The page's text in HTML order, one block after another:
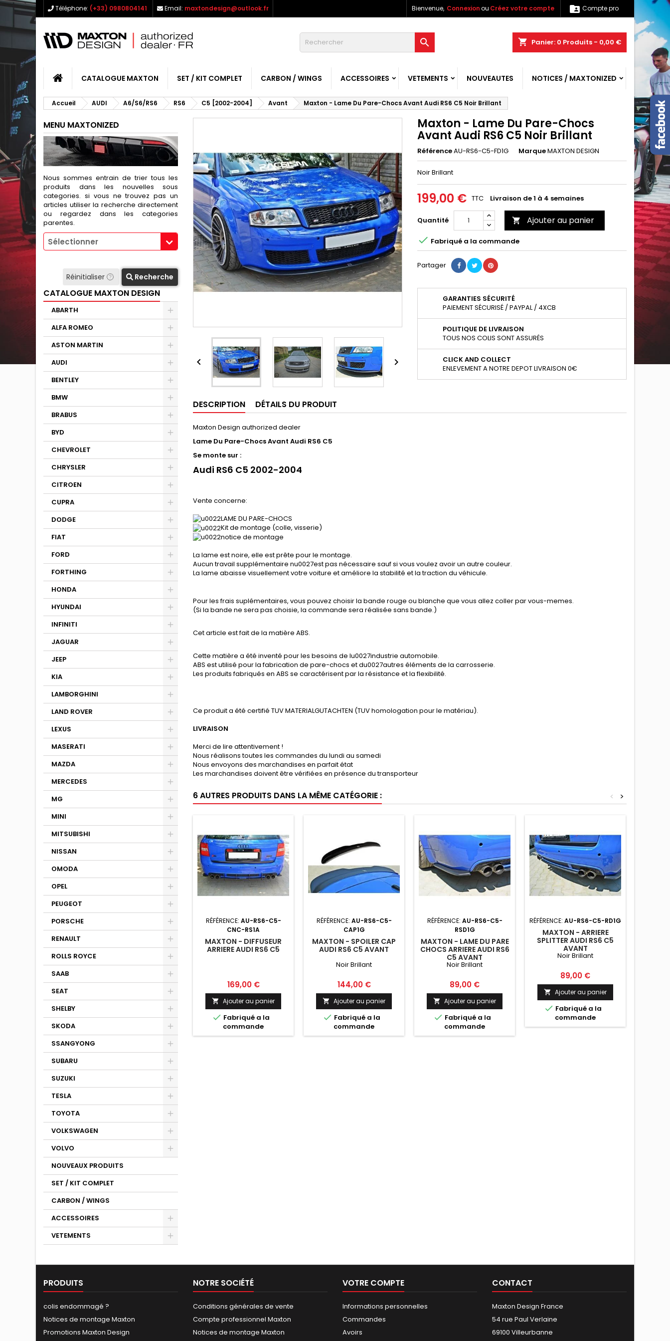
Téléphone: (+33) 0980804141 Email: maxtondesign@outlook.fr  Compte pro
Bienvenue, Connexionou Créez votre compte
shopping_cart Panier: 0 Produits - 0,00 €

CATALOGUE MAXTON SET / KIT COMPLET CARBON / WINGS ACCESSOIRES VETEMENTS NOUVEAUTES NOTICES / MAXTONIZED
Accueil AUDI A6/S6/RS6 RS6 C5 [2002-2004] Avant Maxton - Lame Du Pare-Chocs Avant Audi RS6 C5 Noir Brillant
MENU MAXTONIZED
Nous sommes entrain de trier tous les
produits dans les nouvelles sous
categories. si vous ne trouvez pas un
articles utiliser la recherche directement
ou regardez dans les categories
parentes.
Sélectionner
Réinitialiser Recherche
CATALOGUE MAXTON DESIGN
ABARTH
ALFA ROMEO
ASTON MARTIN
AUDI
BENTLEY
BMW
BRABUS
BYD
CHEVROLET
CHRYSLER
CITROEN
CUPRA
DODGE
FIAT
FORD
FORTHING
HONDA
HYUNDAI
INFINITI
JAGUAR
JEEP
KIA
LAMBORGHINI
LAND ROVER
LEXUS
MASERATI
MAZDA
MERCEDES
MG
MINI
MITSUBISHI
NISSAN
OMODA
OPEL
PEUGEOT
PORSCHE
RENAULT
ROLLS ROYCE
SAAB
SEAT
SHELBY
SKODA
SSANGYONG
SUBARU
SUZUKI
TESLA
TOYOTA
VOLKSWAGEN
VOLVO
NOUVEAUX PRODUITS
SET / KIT COMPLET
CARBON / WINGS
ACCESSOIRES
VETEMENTS
 
Maxton - Lame Du Pare-Chocs
Avant Audi RS6 C5 Noir Brillant
RéférenceAU-RS6-C5-FD1G MarqueMAXTON DESIGN
Noir Brillant
199,00 € TTC Livraison de 1 à 4 semaines
Quantité  Ajouter au panier
 Fabriqué a la commande
Partager
GARANTIES SÉCURITÉ
PAIEMENT SÉCURISÉ / PAYPAL / 4XCB
POLITIQUE DE LIVRAISON
TOUS NOS COLIS SONT ASSURÉS
CLICK AND COLLECT
ENLEVEMENT A NOTRE DEPOT LIVRAISON 0€
DESCRIPTION DÉTAILS DU PRODUIT
Maxton Design authorized dealer
Lame Du Pare-Chocs Avant Audi RS6 C5
Se monte sur :
Audi RS6 C5 2002-2004
Vente concerne:
LAME DU PARE-CHOCS
Kit de montage (colle, visserie)
notice de montage
La lame est noire, elle est prête pour le montage.
Aucun travail supplémentaire nu0027est pas nécessaire sauf si vous voulez avoir un autre couleur.
La lame abaisse visuellement votre voiture et améliore la stabilité et la traction du véhicule.
Pour les frais suplémentaires, vous pouvez choisir la bande rouge ou blanche que vous allez coller par vous-memes.
(Si la bande ne sera pas choisie, la commande sera réalisée sans bande.)
Cet article est fait de la matière ABS.
Cette matière a été inventé pour les besoins de lu0027industrie automobile.
ABS est utilisé pour la fabrication de pare-chocs et du0027autres éléments de la carrosserie.
Les produits fabriqués en ABS se caractérisent par la résistance et la flexibilité.
Ce produit a été certifié TUV MATERIALGUTACHTEN (TUV homologation pour le matériau).
LIVRAISON
Merci de lire attentivement !
Nous réalisons toutes les commandes du lundi au samedi
Nous envoyons des marchandises en parfait état
Les marchandises doivent être vérifiées en présence du transporteur
6 AUTRES PRODUITS DANS LA MÊME CATÉGORIE : >
<
RÉFÉRENCE: AU-RS6-C5-
CNC-RS1A
MAXTON - DIFFUSEUR
ARRIERE AUDI RS6 C5
Prix
169,00 €
 Ajouter au panier
 Fabriqué a la
commande
RÉFÉRENCE: AU-RS6-C5-
CAP1G
MAXTON - SPOILER CAP
AUDI RS6 C5 AVANT
Noir Brillant
Prix
144,00 €
 Ajouter au panier
 Fabriqué a la
commande
RÉFÉRENCE: AU-RS6-C5-
RSD1G
MAXTON - LAME DU PARE
CHOCS ARRIERE AUDI RS6
C5 AVANT
Noir Brillant
Prix
89,00 €
 Ajouter au panier
 Fabriqué a la
commande
RÉFÉRENCE: AU-RS6-C5-RD1G
MAXTON - ARRIERE
SPLITTER AUDI RS6 C5
AVANT
Noir Brillant
Prix
89,00 €
 Ajouter au panier
 Fabriqué a la
commande
PRODUITS
colis endommagé ?
Notices de montage Maxton
Promotions Maxton Design
NOTRE SOCIÉTÉ
Conditions générales de vente
Compte professionnel Maxton
Notices de montage Maxton
VOTRE COMPTE
Informations personnelles
Commandes
Avoirs
CONTACT
Maxton Design France
54 rue Paul Verlaine
69100 Villeurbanne